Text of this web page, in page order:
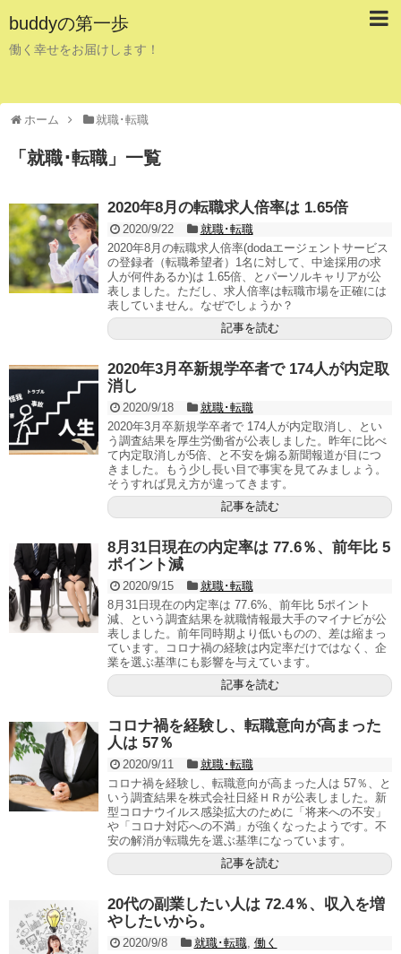
buddyの第一歩
働く幸せをお届けします！
ホーム 就職･転職
「 就職･転職 」 一覧
2020年8月の転職求人倍率は 1.65倍
2020/9/22
就職･転職
2020年8月の転職求人倍率(dodaエージェントサービス
の登録者（転職希望者）1名に対して、中途採用の求
人が何件あるか)は 1.65倍、とパーソルキャリアが公
表しました。ただし、求人倍率は転職市場を正確には
表していません。なぜでしょうか？
記事を読む
2020年3月卒新規学卒者で 174人が内定取
消し
2020/9/18
就職･転職
2020年3月卒新規学卒者で 174人が内定取消し、とい
う調査結果を厚生労働省が公表しました。昨年に比べ
て内定取消しが5倍、と不安を煽る新聞報道が目につ
きました。もう少し長い目で事実を見てみましょう。
そうすれば見え方が違ってきます。
記事を読む
8月31日現在の内定率は 77.6％、前年比 5
ポイント減
2020/9/15
就職･転職
8月31日現在の内定率は 77.6%、前年比 5ポイント
減、という調査結果を就職情報最大手のマイナビが公
表しました。前年同時期より低いものの、差は縮まっ
ています。コロナ禍の経験は内定率だけではなく、企
業を選ぶ基準にも影響を与えています。
記事を読む
コロナ禍を経験し、転職意向が高まった
人は 57％
2020/9/11
就職･転職
コロナ禍を経験し、転職意向が高まった人は 57％、と
いう調査結果を株式会社日経ＨＲが公表しました。新
型コロナウイルス感染拡大のために「将来への不安」
や「コロナ対応への不満」が強くなったようです。不
安の解消が転職先を選ぶ基準になっています。
記事を読む
20代の副業したい人は 72.4％、収入を増
やしたいから。
2020/9/8 就職･転職, 働く